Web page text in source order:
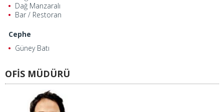
Dağ Manzaralı
Bar / Restoran
Cephe
Güney Batı
OFİS MÜDÜRÜ